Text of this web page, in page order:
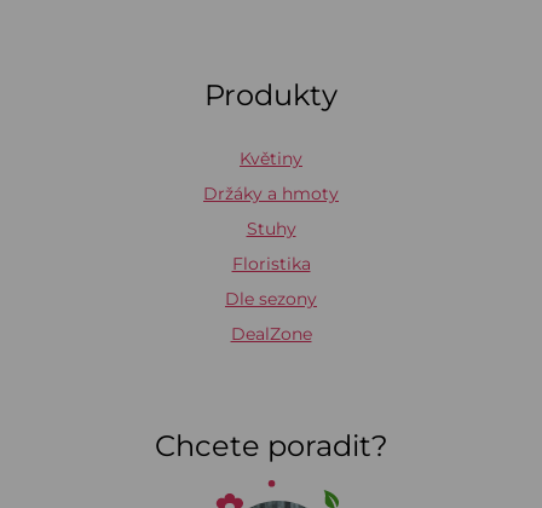
Produkty
Květiny
Držáky a hmoty
Stuhy
Floristika
Dle sezony
DealZone
Chcete poradit?